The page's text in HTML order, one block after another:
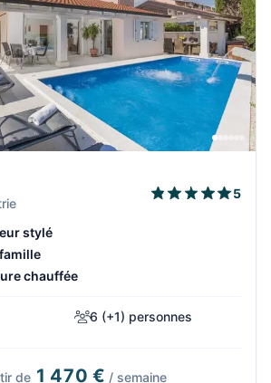
5
stylé
chauffée
6 (+1) personnes
de 1 470 € / semaine